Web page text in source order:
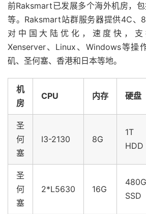
前Raksmart已发展多个海外机房，
等。Raksmart站群服务器提供4C、
对中国大陆优化，速度快，支
Xenserver、Linux、Windows等操
矶、圣何塞、香港和日本等地。
机
房
CPU 内存 硬盘
圣
何
塞
I3-2130 8G
1T
HDD
圣
何
塞
2*L5630 16G
480G
SSD